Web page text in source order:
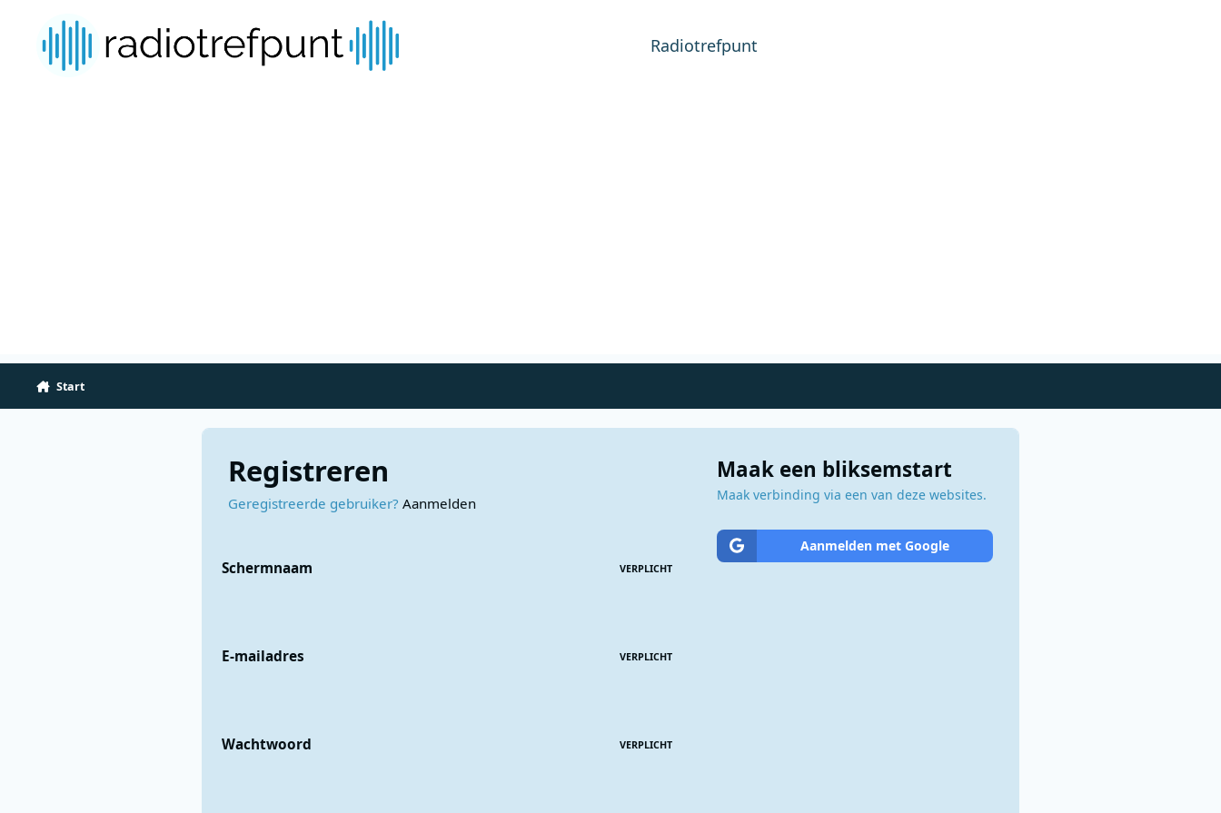
Radiotrefpunt
Start
Registreren
Geregistreerde gebruiker? Aanmelden
Schermnaam VERPLICHT
E-mailadres VERPLICHT
Wachtwoord VERPLICHT
Maak een bliksemstart
Maak verbinding via een van deze websites.
Aanmelden met Google